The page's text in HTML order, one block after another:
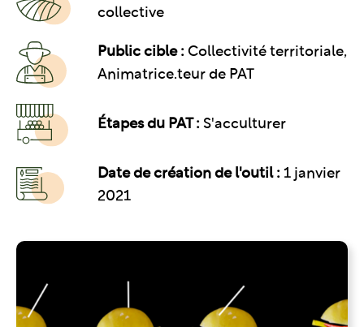
collective
Public cible : Collectivité territoriale,
Animatrice.teur de PAT
Étapes du PAT : S'acculturer
Date de création de l'outil : 1 janvier
2021